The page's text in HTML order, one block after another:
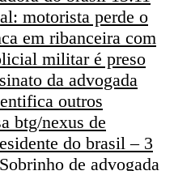
motorista perde o
em ribanceira com
militar é preso
da advogada
outros
btg/nexus de
do brasil – 3
Sobrinho de advogada